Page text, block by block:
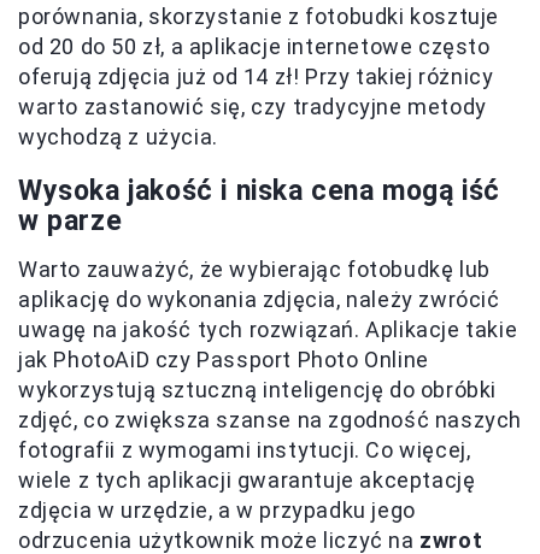
porównania, skorzystanie z fotobudki kosztuje
od 20 do 50 zł, a aplikacje internetowe często
oferują zdjęcia już od 14 zł! Przy takiej różnicy
warto zastanowić się, czy tradycyjne metody
wychodzą z użycia.
Wysoka jakość i niska cena mogą iść
w parze
Warto zauważyć, że wybierając fotobudkę lub
aplikację do wykonania zdjęcia, należy zwrócić
uwagę na jakość tych rozwiązań. Aplikacje takie
jak PhotoAiD czy Passport Photo Online
wykorzystują sztuczną inteligencję do obróbki
zdjęć, co zwiększa szanse na zgodność naszych
fotografii z wymogami instytucji. Co więcej,
wiele z tych aplikacji gwarantuje akceptację
zdjęcia w urzędzie, a w przypadku jego
odrzucenia użytkownik może liczyć na zwrot